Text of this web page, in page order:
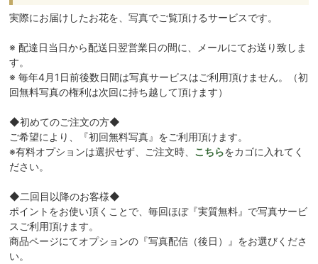
実際にお届けしたお花を、写真でご覧頂けるサービスです。
※ 配達日当日から配送日翌営業日の間に、メールにてお送り致しま
す。
※ 毎年4月1日前後数日間は写真サービスはご利用頂けません。（初
回無料写真の権利は次回に持ち越して頂けます）
◆初めてのご注文の方◆
ご希望により、『初回無料写真』をご利用頂けます。
※有料オプションは選択せず、ご注文時、 こちらをカゴに入れてく
ださい。
◆二回目以降のお客様◆
ポイントをお使い頂くことで、毎回ほぼ『実質無料』で写真サービ
スご利用頂けます。
商品ページにてオプションの『写真配信（後日）』をお選びくださ
い。